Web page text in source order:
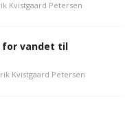
Kvistgaard Petersen
for vandet til
Kvistgaard Petersen